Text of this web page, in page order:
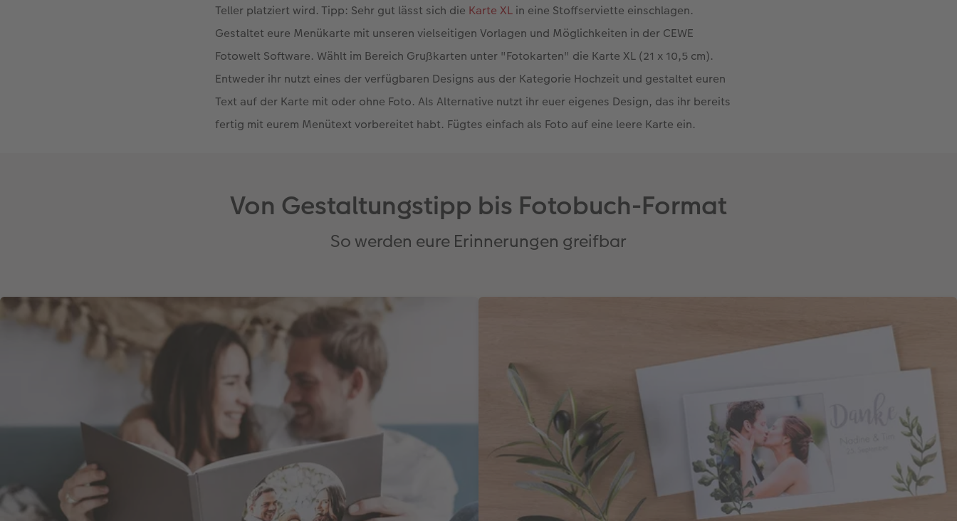
Teller platziert wird. Tipp: Sehr gut lässt sich die Karte XL in eine Stoffserviette einschlagen.
Gestaltet eure Menükarte mit unseren vielseitigen Vorlagen und Möglichkeiten in der CEWE
Fotowelt Software. Wählt im Bereich Grußkarten unter "Fotokarten" die Karte XL (21 x 10,5 cm).
Entweder ihr nutzt eines der verfügbaren Designs aus der Kategorie Hochzeit und gestaltet euren
Text auf der Karte mit oder ohne Foto. Als Alternative nutzt ihr euer eigenes Design, das ihr bereits
fertig mit eurem Menütext vorbereitet habt. Fügtes einfach als Foto auf eine leere Karte ein.
Von Gestaltungstipp bis Fotobuch-Format
So werden eure Erinnerungen greifbar